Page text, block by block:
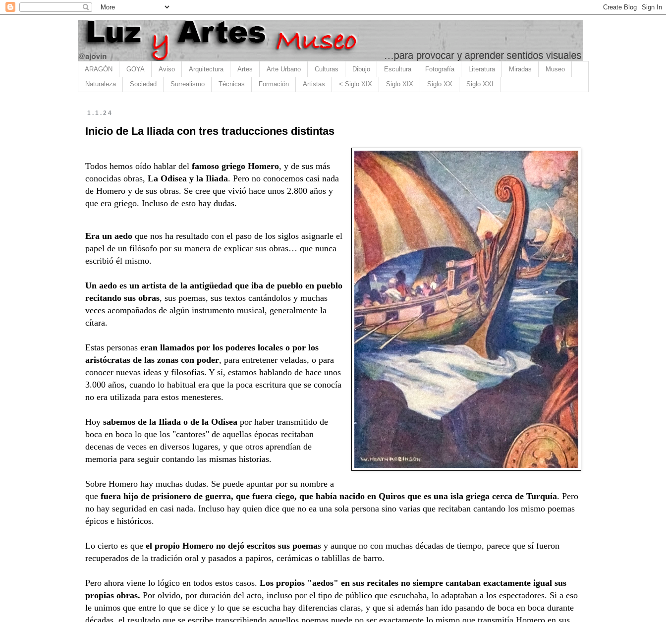
ARAGÓN GOYA Aviso Arquitectura Artes Arte Urbano Culturas Dibujo Escultura Fotografía Literatura Miradas Museo
Naturaleza Sociedad Surrealismo Técnicas Formación Artistas < Siglo XIX Siglo XIX Siglo XX Siglo XXI
1.1.24
Inicio de La Iliada con tres traducciones distintas
Todos hemos oído hablar del famoso griego Homero, y de sus más
conocidas obras, La Odisea y la Iliada. Pero no conocemos casi nada
de Homero y de sus obras. Se cree que vivió hace unos 2.800 años y
que era griego. Incluso de esto hay dudas.
Era un aedoque nos ha resultado con el paso de los siglos asignarle el
papel de un filósofo por su manera de explicar sus obras… que nunca
escribió él mismo.
Un aedo es un artista de la antigüedad que iba de pueblo en pueblo
recitando sus obras, sus poemas, sus textos cantándolos y muchas
veces acompañados de algún instrumento musical, generalmente la
cítara.
Estas personas eran llamados por los poderes locales o por los
aristócratas de las zonas con poder, para entretener veladas, o para
conocer nuevas ideas y filosofías. Y sí, estamos hablando de hace unos
3.000 años, cuando lo habitual era que la poca escritura que se conocía
no era utilizada para estos menesteres.
Hoy sabemos de la Iliada o de la Odiseapor haber transmitido de
boca en boca lo que los "cantores" de aquellas épocas recitaban
decenas de veces en diversos lugares, y que otros aprendían de
memoria para seguir contando las mismas historias.
Sobre Homero hay muchas dudas. Se puede apuntar por su nombre a
que fuera hijo de prisionero de guerra, que fuera ciego, que había nacido en Quiros que es una isla griega cerca de Turquía. Pero
no hay seguridad en casi nada. Incluso hay quien dice que no ea una sola persona sino varias que recitaban cantando los mismo poemas
épicos e históricos.
Lo cierto es que el propio Homero no dejó escritos sus poemas y aunque no con muchas décadas de tiempo, parece que sí fueron
recuperados de la tradición oral y pasados a papiros, cerámicas o tablillas de barro.
Pero ahora viene lo lógico en todos estos casos. Los propios "aedos" en sus recitales no siempre cantaban exactamente igual sus
propias obras. Por olvido, por duración del acto, incluso por el tipo de público que escuchaba, lo adaptaban a los espectadores. Si a eso
le unimos que entre lo que se dice y lo que se escucha hay diferencias claras, y que si además han ido pasando de boca en boca durante